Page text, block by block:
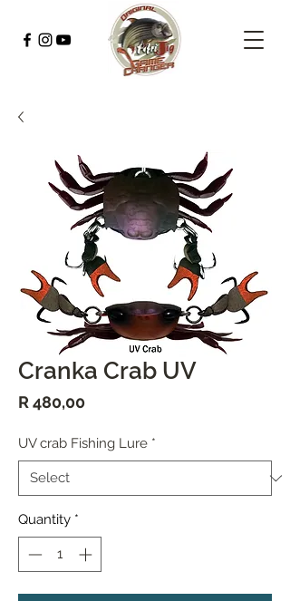
Cranka Crab UV
R 480,00Price
UV crab Fishing Lure *
Quantity *